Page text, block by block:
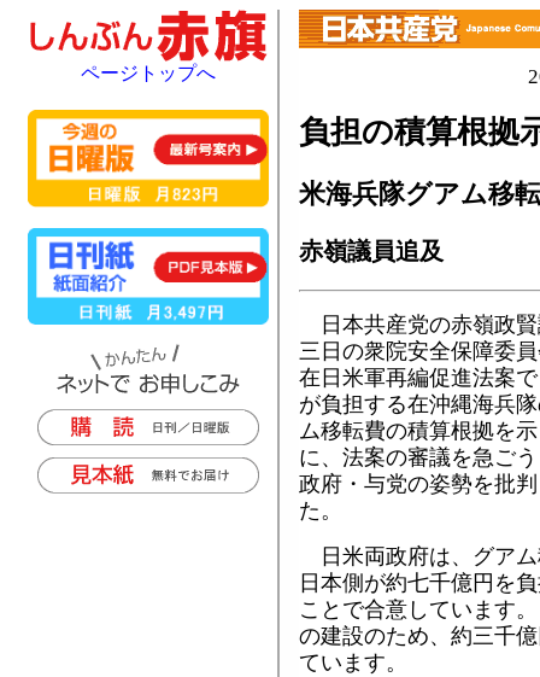
負担の積算根拠
米海兵隊グアム移
赤嶺議員追及
日本共産党の赤嶺政
三日の衆院安全保障委
在日米軍再編促進法案
が負担する在沖縄海兵
ム移転費の積算根拠を
に、法案の審議を急ご
政府・与党の姿勢を批
た。
日米両政府は、グア
日本側が約七千億円を
ことで合意しています
の建設のため、約三千
ています。
ページトップへ